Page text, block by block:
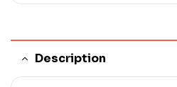
Description